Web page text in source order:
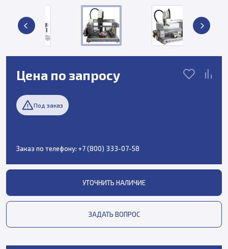
Цена по запросу
Под заказ
Заказ по телефону: +7 (800) 333-07-58
УТОЧНИТЬ НАЛИЧИЕ
ЗАДАТЬ ВОПРОС